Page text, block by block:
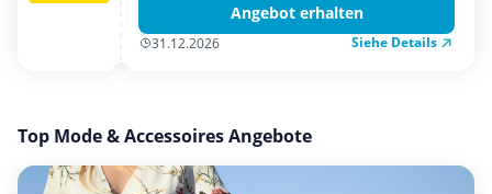
Angebot erhalten
31.12.2026 Siehe Details
Top Mode & Accessoires Angebote